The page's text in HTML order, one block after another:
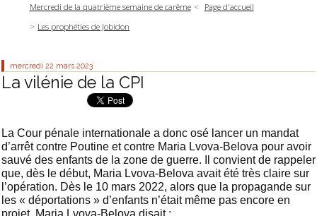
Mercredi de la quatrième semaine de carême
Page d'accueil
Les prophéties de Jobidon
mercredi 22 mars 2023
La vilénie de la CPI
La Cour pénale internationale a donc osé lancer un mandat
d’arrêt contre Poutine et contre Maria Lvova-Belova pour avoir
sauvé des enfants de la zone de guerre. Il convient de rappeler
que, dès le début, Maria Lvova-Belova avait été très claire sur
l’opération. Dès le 10 mars 2022, alors que la propagande sur
les « déportations » d’enfants n’était même pas encore en
projet, Maria Lvova-Belova disait :